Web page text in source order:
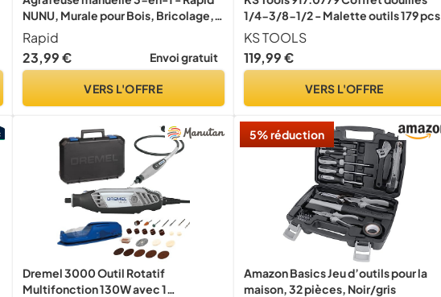
NUNU, Murale pour Bois, Bricolage,
pour Tapisserie et Tissus, agrafeuse
Câbles, Puissance Réglable et
Ergonomique, Avec 3 000 Agrafes et
Rapid
23,99 €
Envoi gratuit
VERS L'OFFRE
1/4-3/8-1/2 - Malette outils 179 pcs
KS TOOLS
119,99 €
VERS L'OFFRE
Dremel 3000 Outil Rotatif
Multifonction 130W avec 1
5% réduction
Amazon Basics Jeu d’outils pour la
maison, 32 pièces, Noir/gris